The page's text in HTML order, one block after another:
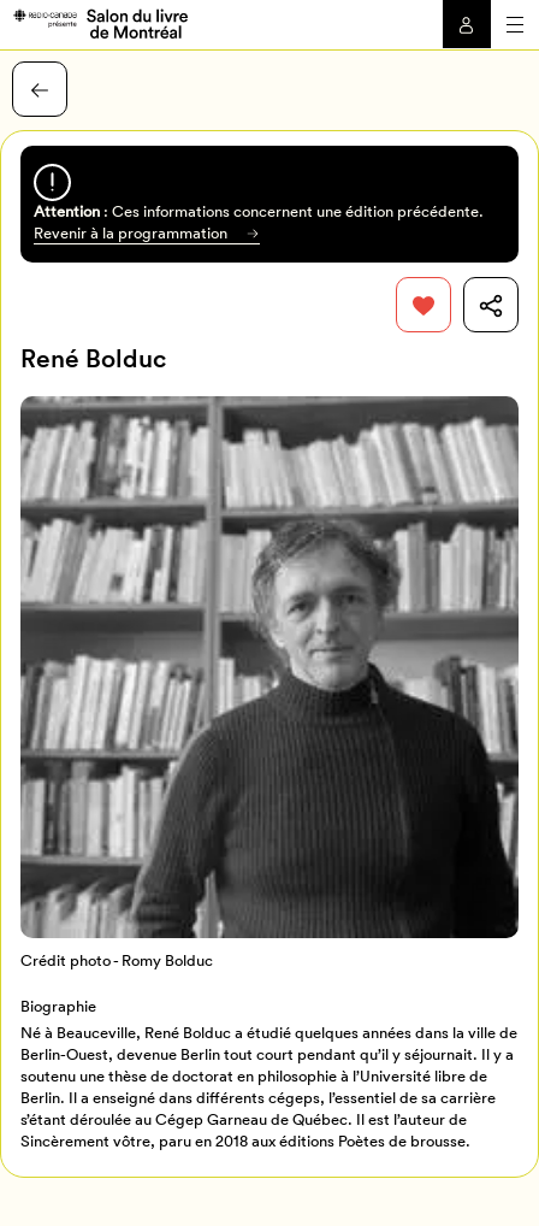
Mon Salon
Programmation
Billetterie
Retour à l’accueil
Attention: Ces informations concernent une édition précédente.
Revenir à la programmation
René Bolduc
Crédit photo - Romy Bolduc
Biographie
Né à Beauceville, René Bolduc a étudié quelques années dans la ville de
Berlin-Ouest, devenue Berlin tout court pendant qu’il y séjournait. Il y a
soutenu une thèse de doctorat en philosophie à l’Université libre de
Berlin. Il a enseigné dans différents cégeps, l’essentiel de sa carrière
s’étant déroulée au Cégep Garneau de Québec. Il est l’auteur de
Sincèrement vôtre, paru en 2018 aux éditions Poètes de brousse.
Pour enregistrer vos favoris,
connectez-vous ou créez votre profil
Mon Salon
Se connecter
Annuler